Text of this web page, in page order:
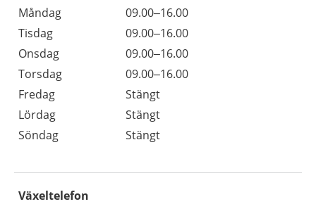
Måndag
09.00–16.00
Tisdag
09.00–16.00
Onsdag
09.00–16.00
Torsdag
09.00–16.00
Fredag
Stängt
Lördag
Stängt
Söndag
Stängt
Växeltelefon